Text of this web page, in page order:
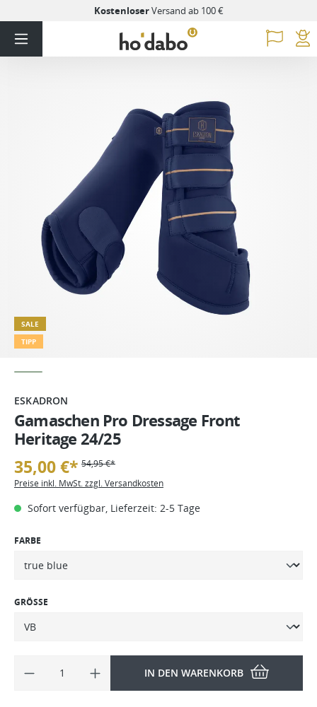
KostenloserVersand ab 100 €
SALE
TIPP
ESKADRON
Gamaschen Pro Dressage Front
Heritage 24/25
35,00 €* 54,95 €*
Preise inkl. MwSt. zzgl. Versandkosten
Sofort verfügbar, Lieferzeit: 2-5 Tage
FARBE
GRÖSSE
IN DEN WARENKORB